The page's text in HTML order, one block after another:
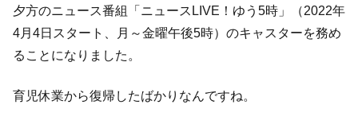
夕方のニュース番組「ニュースLIVE！ゆう5時」（2022年
4月4日スタート、月～金曜午後5時）のキャスターを務め
ることになりました。
育児休業から復帰したばかりなんですね。